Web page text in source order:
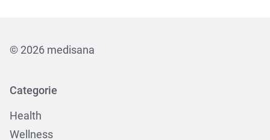
© 2026 medisana
Categorie
Health
Wellness